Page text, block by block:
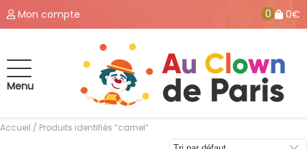
Mon compte 0 0€
Menu
Accueil / Produits identifiés “camel”